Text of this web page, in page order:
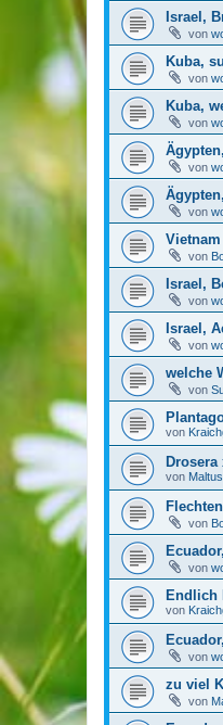
Israel,
von
Kuba,
von
Kuba,
von
von
von
von
Israel,
von
Israel,
von
welche
von
von
von Maltus
von
von
Endlich
von
von
zu viel
von